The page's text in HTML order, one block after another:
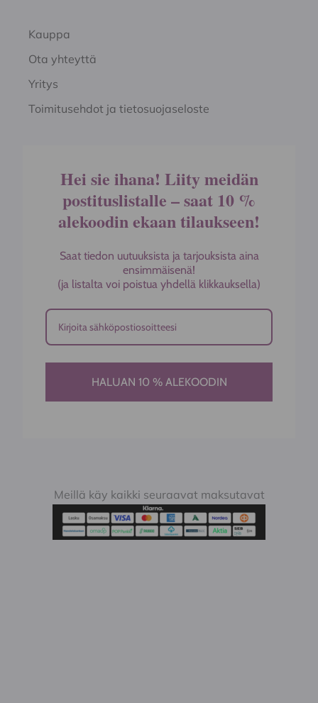
Kauppa
Ota yhteyttä
Yritys
Toimitusehdot ja tietosuojaseloste
Hei sie ihana! Liity meidän
postituslistalle – saat 10 %
alekoodin ekaan tilaukseen!
Saat tiedon uutuuksista ja tarjouksista aina
ensimmäisenä!
(ja listalta voi poistua yhdellä klikkauksella)
HALUAN 10 % ALEKOODIN
Meillä käy kaikki seuraavat maksutavat